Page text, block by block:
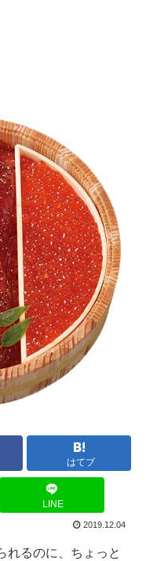
はてブ
LINE
2019.12.04
れるのに、ちょっと